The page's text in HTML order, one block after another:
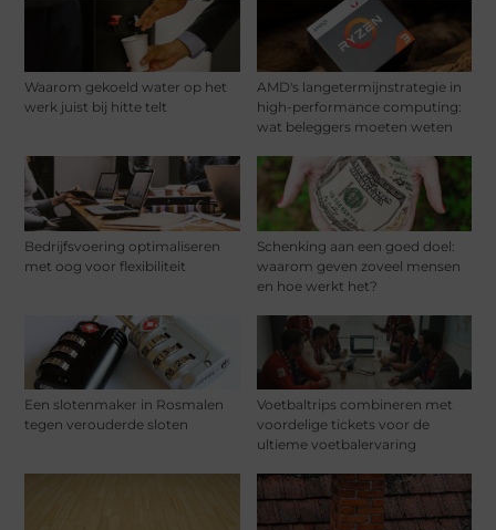
Waarom gekoeld water op het
werk juist bij hitte telt
AMD's langetermijnstrategie in
high-performance computing:
wat beleggers moeten weten
Bedrijfsvoering optimaliseren
met oog voor flexibiliteit
Schenking aan een goed doel:
waarom geven zoveel mensen
en hoe werkt het?
Een slotenmaker in Rosmalen
tegen verouderde sloten
Voetbaltrips combineren met
voordelige tickets voor de
ultieme voetbalervaring